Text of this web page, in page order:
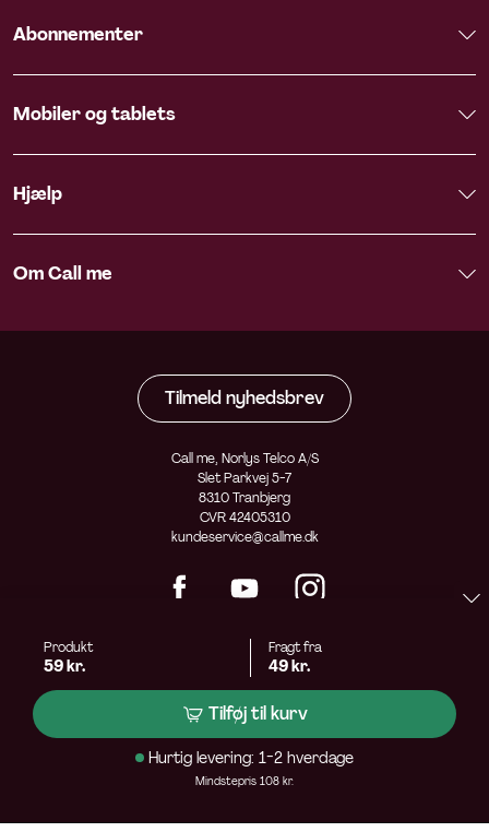
Produkt
59 kr.
Fragt fra
49 kr.
Tilføj til kurv
Hurtig levering: 1-2 hverdage
Mindstepris 108 kr.
Abonnementer
Mobiler og tablets
Hjælp
Om Call me
Tilmeld nyhedsbrev
Call me, Norlys Telco A/S
Slet Parkvej 5-7
8310 Tranbjerg
CVR 42405310
kundeservice@callme.dk